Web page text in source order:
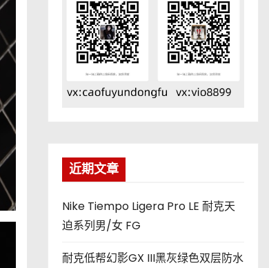
近期文章
Nike Tiempo Ligera Pro LE 耐克天
迫系列男/女 FG
耐克低帮幻影GX III黑灰绿色双层防水